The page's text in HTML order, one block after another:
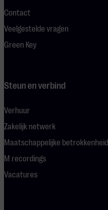
Contact
Veelgestelde vragen
Green Key
Steun en verbind
Verhuur
Zakelijk netwerk
Maatschappelijke betrokkenheid
M recordings
Vacatures